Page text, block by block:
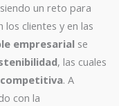
un reto para
clientes y en las
empresarial se
, las cuales
. A
con la